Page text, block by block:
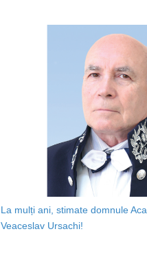
La mulți ani, stimate domnule
Veaceslav Ursachi!